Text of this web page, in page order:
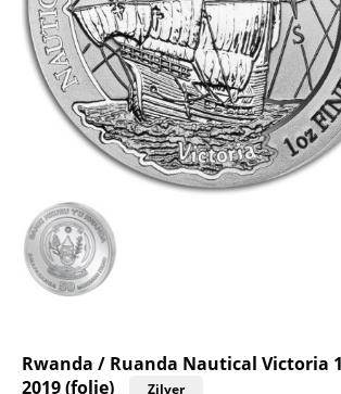
Rwanda / Ruanda Nautical Victoria
2019 (folie)
Zilver